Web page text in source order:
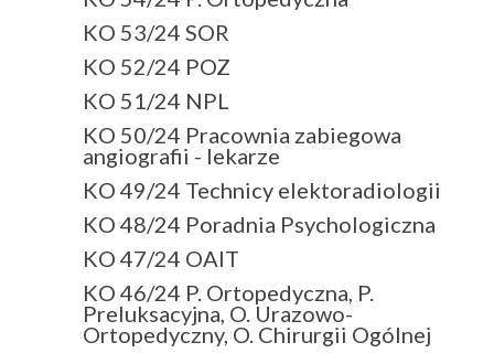
KO 53/24 SOR
KO 52/24 POZ
KO 51/24 NPL
KO 50/24 Pracownia zabiegowa
angiografii - lekarze
KO 49/24 Technicy elektoradiologii
KO 48/24 Poradnia Psychologiczna
KO 47/24 OAIT
KO 46/24 P. Ortopedyczna, P.
Preluksacyjna, O. Urazowo-
Ortopedyczny, O. Chirurgii Ogólnej